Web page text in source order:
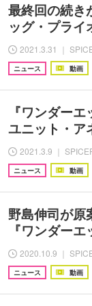
最終回の続き
ッグ・プライ
2021.3.31 ｜
ニュース 動画
『ワンダー
ユニット・
2021.3.9 ｜
ニュース 動画
野島伸司が原
『ワンダー
2020.10.9 ｜
ニュース 動画